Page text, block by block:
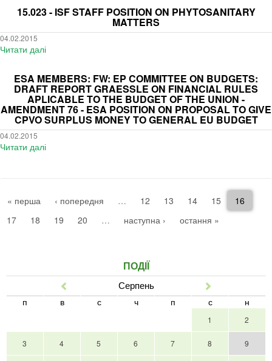
-
ESA
to
give
CPVO
surplus
money
Provisional
agenda
NSA-
March
2015
15.023 - ISF STAFF POSITION ON PHYTOSANITARY
MATTERS
04.02.2015
Читати далі
-
ISF
staff
position
on
phytosanitary
ESA MEMBERS: FW: EP COMMITTEE ON BUDGETS:
DRAFT REPORT GRAESSLE ON FINANCIAL RULES
APLICABLE TO THE BUDGET OF THE UNION -
AMENDMENT 76 - ESA POSITION ON PROPOSAL TO GIVE
CPVO SURPLUS MONEY TO GENERAL EU BUDGET
04.02.2015
Читати далі
Committee
on
on
financial
rules
budget
« перша ‹ попередня … 12 13 14 15
16
17
18 19 20 … наступна › остання »
ПОДІЇ
Серпень
п в с ч п с н
1 2
3 4 5 6 7 8 9